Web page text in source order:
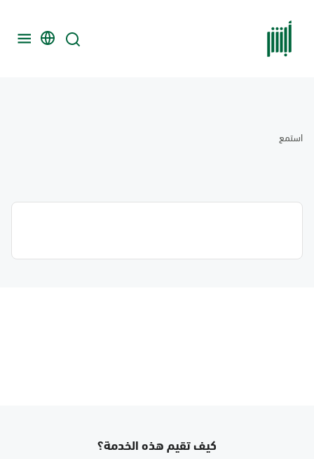
استمع
كيف تقيم هذه الخدمة؟